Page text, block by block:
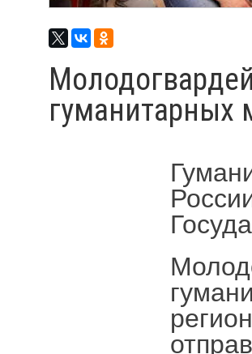
гуманитарных